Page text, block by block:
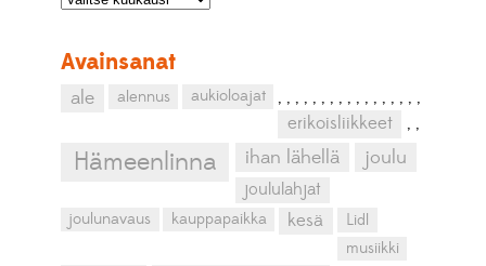
Avainsanat
ale ,
alennus ,
aukioloajat ,
erikoisliikkeet
,
Hämeenlinna
,
ihan lähellä
,
joulu
,
joululahjat
,
joulunavaus
,
kauppapaikka
,
kesä
,
Lidl
,
musiikki
,,,,,
, ,